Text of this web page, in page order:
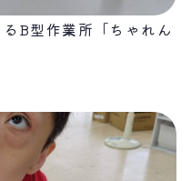
B型作業所「ちゃれん